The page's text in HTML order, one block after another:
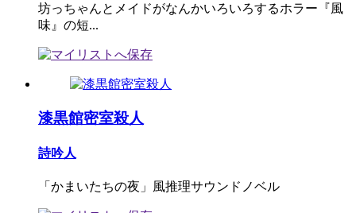
坊っちゃんとメイドがなんかいろいろするホラー『風
味』の短...
漆黒館密室殺人
詩吟人
「かまいたちの夜」風推理サウンドノベル